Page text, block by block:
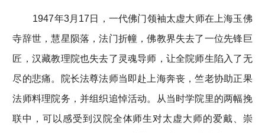
1947年3月17日，一代佛门领袖太虚大师在上海玉佛
寺辞世，慧星陨落，法门折幢，佛教界失去了一位先锋巨
匠，汉藏教理院也失去了灵魂导师，让全院师生陷入了无
尽的悲痛。院长法尊法师当即赴上海奔丧，竺老协助正果
法师料理院务，并组织追悼活动。从当时学院里的两幅挽
联中，可以感受到汉院全体师生对太虚大师的爱戴、崇